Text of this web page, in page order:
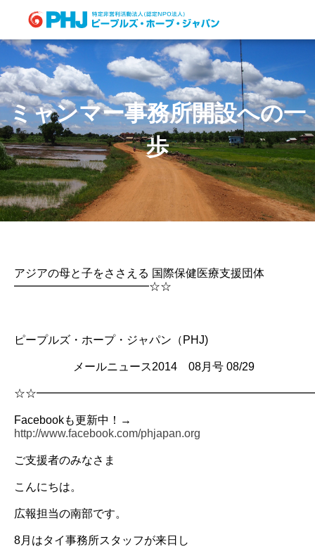
content
ミャンマー事務所開設への一
歩
アジアの母と子をささえる 国際保健医療支援団体
━━━━━━━━━━━━☆☆
ピープルズ・ホープ・ジャパン（PHJ)
メールニュース2014 08月号 08/29
Facebookも更新中！→
http://www.facebook.com/phjapan.org
ご支援者のみなさま
こんにちは。
広報担当の南部です。
8月はタイ事務所スタッフが来日し